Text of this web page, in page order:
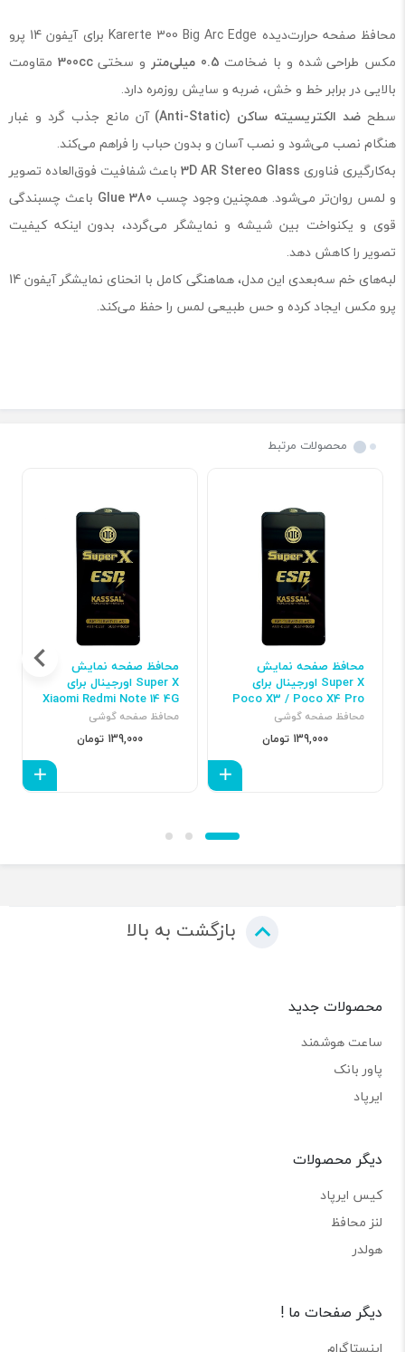
محافظ صفحه حرارت‌دیده Karerte 300 Big Arc Edge برای آیفون 14 پرو
مکس طراحی شده و با ضخامت 0.5 میلی‌متر و سختی300cc مقاومت
بالایی در برابر خط و خش، ضربه و سایش روزمره دارد.
سطح ضد الکتریسیته ساکن (Anti-Static)
آن مانع جذب گرد و غبار
هنگام نصب می‌شود و نصب آسان و بدون حباب را فراهم می‌کند.
به‌کارگیری فناوری 3D AR Stereo Glass باعث شفافیت فوق‌العاده تصویر
و لمس روان‌تر می‌شود. همچنین وجود چسب 380 Glue
باعث چسبندگی
قوی و یکنواخت بین شیشه و نمایشگر می‌گردد، بدون اینکه کیفیت
تصویر را کاهش دهد.
لبه‌های خم سه‌بعدی این مدل، هماهنگی کامل با انحنای نمایشگر آیفون 14
پرو مکس ایجاد کرده و حس طبیعی لمس را حفظ می‌کند.
محصولات مرتبط
محافظ صفحه نمایش
Super X اورجینال برای
Poco X3 / Poco X4 Pro
/ Redmi Note 9S / Redmi
Note 9 Pro / A71 / A72 /
محافظ صفحه گوشی
139,000 تومان
محافظ صفحه نمایش
Super X اورجینال برای
Xiaomi Redmi Note 14 4G
محافظ صفحه گوشی
139,000 تومان
بازگشت به بالا
محصولات جدید
ساعت هوشمند
پاور بانک
ایرپاد
دیگر محصولات
کیس ایرپاد
لنز محافظ
هولدر
دیگر صفحات ما !